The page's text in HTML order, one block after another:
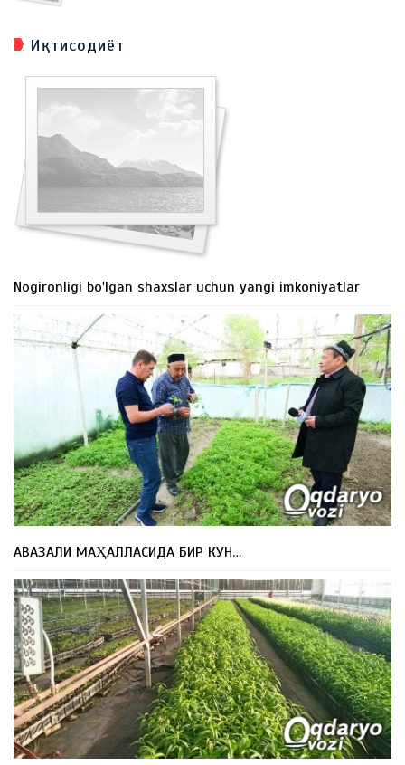
Иқтисодиёт
Nogironligi bo'lgan shaxslar uchun yangi imkoniyatlar
АВАЗАЛИ МАҲАЛЛАСИДА БИР КУН…